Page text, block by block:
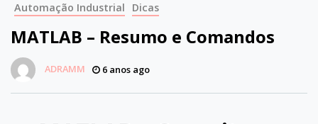
Automação Industrial Dicas
MATLAB – Resumo e Comandos
ADRAMM 6 anos ago